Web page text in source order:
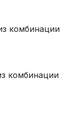
комбинации
комбинации